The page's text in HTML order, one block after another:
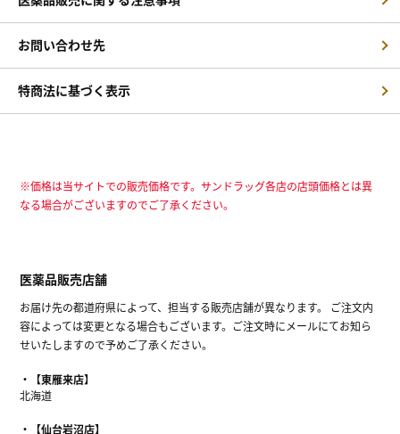
お問い合わせ先
特商法に基づく表示
※価格は当サイトでの販売価格です。サンドラッグ各店の店頭価格とは異
なる場合がございますのでご了承ください。
医薬品販売店舗
お届け先の都道府県によって、担当する販売店舗が異なります。 ご注文内
容によっては変更となる場合もございます。ご注文時にメールにてお知ら
せいたしますので予めご了承ください。
【東雁来店】
北海道
【仙台岩沼店】